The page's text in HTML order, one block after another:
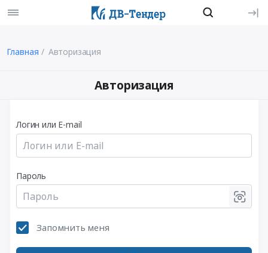
Главная Авторизация
Авторизация
Логин или E-mail
Пароль
Запомнить меня